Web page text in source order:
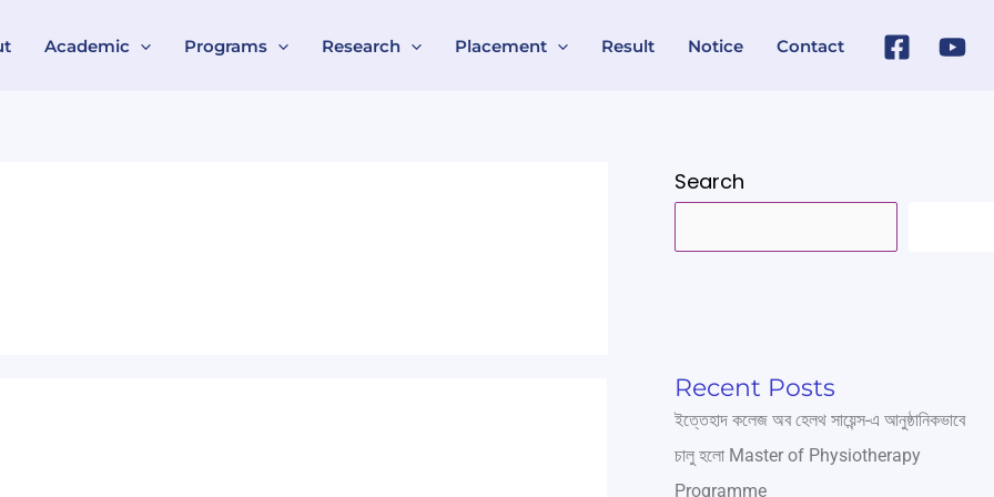
Academic Programs Research Placement Result Notice Contact
Search
Recent Posts
ইত্তেহাদ কলেজ অব হেলথ সায়েন্স-এ আনুষ্ঠানিকভাবে
চালু হলো Master of Physiotherapy
Programme